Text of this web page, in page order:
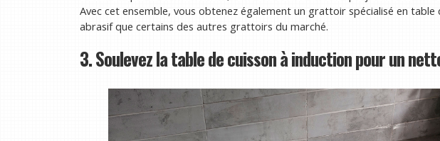
Avec cet ensemble, vous obtenez également un grattoir spécialisé en table
abrasif que certains des autres grattoirs du marché.
3. Soulevez la table de cuisson à induction pour un